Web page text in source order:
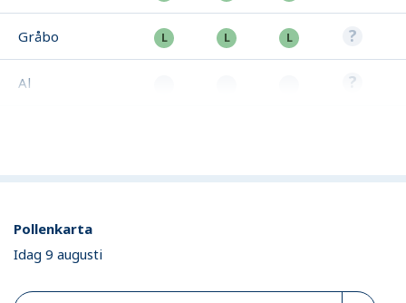
Gråbo
Al
Pollenkarta
Idag 9 augusti